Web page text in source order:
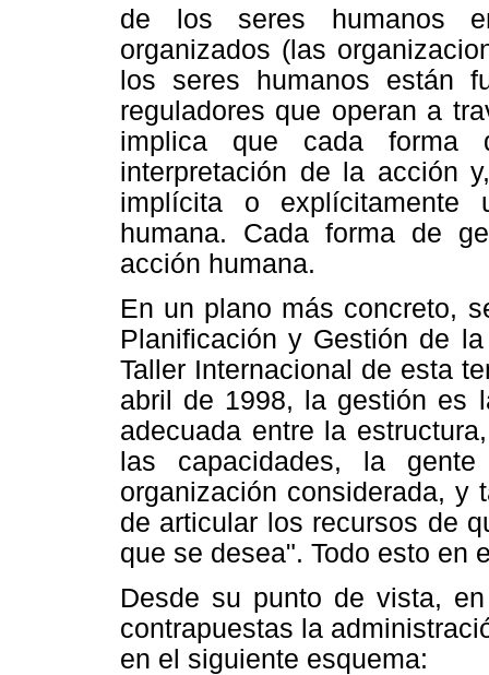
de los seres humanos
organizados (las
los seres humanos están
reguladores que operan a
implica que cada forma
interpretación de la acción
implícita o
humana. Cada forma de
acción humana.
En un plano más concreto,
Planificación y Gestión de
Taller Internacional de esta
abril de 1998, la gestión es
adecuada entre la
las capacidades, la
organización considerada, y
de articular los recursos de
que se desea". Todo esto en
Desde su punto de vista,
contrapuestas la
en el siguiente esquema: